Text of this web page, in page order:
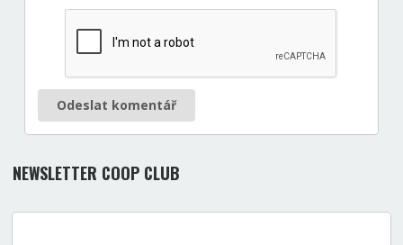
Odeslat komentář
NEWSLETTER COOP CLUB